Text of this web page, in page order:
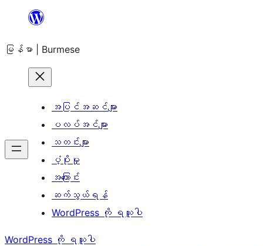
အကြောင်းအရာ
ကျော်သွား
မြန်မာ | Burmese
အပြင်အဆင်များ
ပလပ်အင်များ
သတင်းများ
ပံ့ပိုးမှု
အကြောင်း
ဆက်သွယ်ရန်
WordPress ကို ရယူပါ
WordPress ကို ရယူပါ